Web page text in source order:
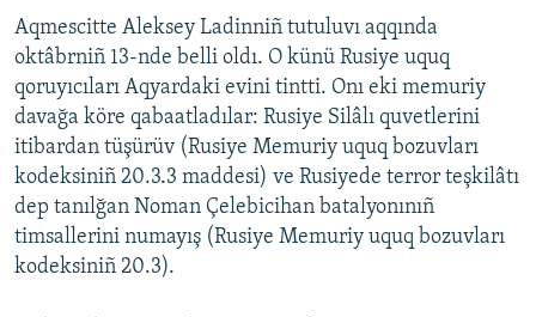
Aqmescitte Aleksey Ladinniñ tutuluvı aqqında
oktâbrniñ 13-nde belli oldı. O künü Rusiye uquq
qoruyıcıları Aqyardaki evini tintti. Onı eki memuriy
davağa köre qabaatladılar: Rusiye Silâlı quvetlerini
itibardan tüşürüv (Rusiye Memuriy uquq bozuvları
kodeksiniñ 20.3.3 maddesi) ve Rusiyede terror teşkilâtı
dep tanılğan Noman Çelebicihan batalyonınıñ
timsallerini numayış (Rusiye Memuriy uquq bozuvları
kodeksiniñ 20.3).